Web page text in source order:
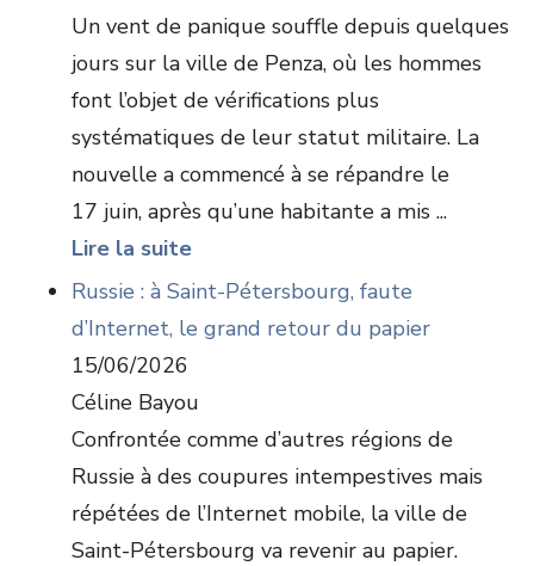
Un vent de panique souffle depuis quelques
jours sur la ville de Penza, où les hommes
font l’objet de vérifications plus
systématiques de leur statut militaire. La
nouvelle a commencé à se répandre le
17 juin, après qu’une habitante a mis ...
Lire la suite
Russie : à Saint-Pétersbourg, faute
d’Internet, le grand retour du papier
15/06/2026
Céline Bayou
Confrontée comme d’autres régions de
Russie à des coupures intempestives mais
répétées de l’Internet mobile, la ville de
Saint-Pétersbourg va revenir au papier.